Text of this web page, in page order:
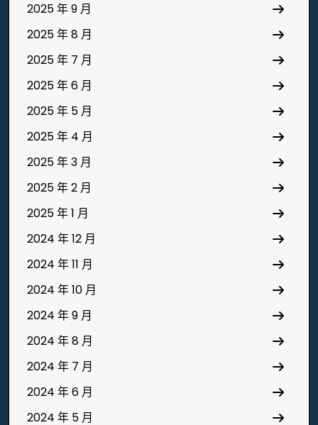
2025 年 9 月
2025 年 8 月
2025 年 7 月
2025 年 6 月
2025 年 5 月
2025 年 4 月
2025 年 3 月
2025 年 2 月
2025 年 1 月
2024 年 12 月
2024 年 11 月
2024 年 10 月
2024 年 9 月
2024 年 8 月
2024 年 7 月
2024 年 6 月
2024 年 5 月